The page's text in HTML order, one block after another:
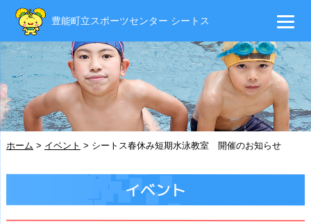
ホーム > イベント > シートス春休み短期水泳教室 開催のお知らせ
イベント
豊能町立スポーツセンター シートス